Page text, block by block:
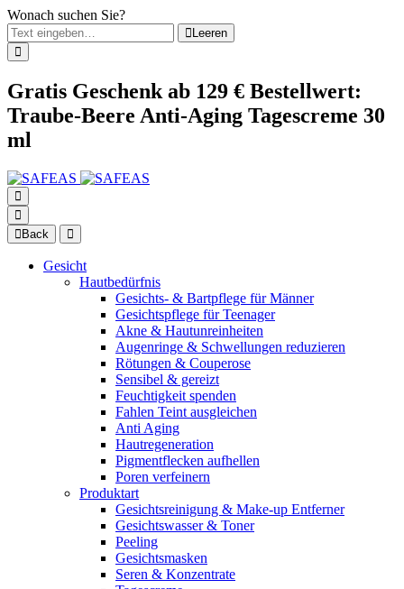
Wonach suchen Sie?
Leeren
Gratis Geschenk ab 129 € Bestellwert:
Traube-Beere Anti-Aging Tagescreme 30
ml
Back
Gesicht
Hautbedürfnis
Gesichts- & Bartpflege für Männer
Gesichtspflege für Teenager
Akne & Hautunreinheiten
Augenringe & Schwellungen reduzieren
Rötungen & Couperose
Sensibel & gereizt
Feuchtigkeit spenden
Fahlen Teint ausgleichen
Anti Aging
Hautregeneration
Pigmentflecken aufhellen
Poren verfeinern
Produktart
Gesichtsreinigung & Make-up Entferner
Gesichtswasser & Toner
Peeling
Gesichtsmasken
Seren & Konzentrate